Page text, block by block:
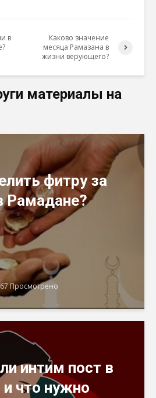
в
Каково значение
месяца Рамазана в
жизни верующего?
материалы на
фитру за
Рамадане?
Просмотрено
интим пост в
что нужно